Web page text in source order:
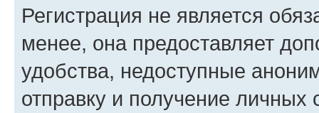
Регистрация не является
менее, она предоставляет
удобства, недоступные
отправку и получение